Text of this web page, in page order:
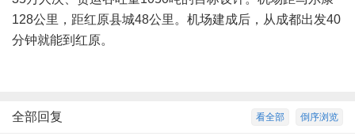
128公里，距红原县城48公里。机场建成后，从成都出发40
分钟就能到红原。
倒序浏览
看全部
全部回复